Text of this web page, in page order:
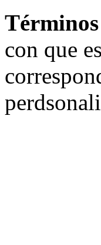
con que